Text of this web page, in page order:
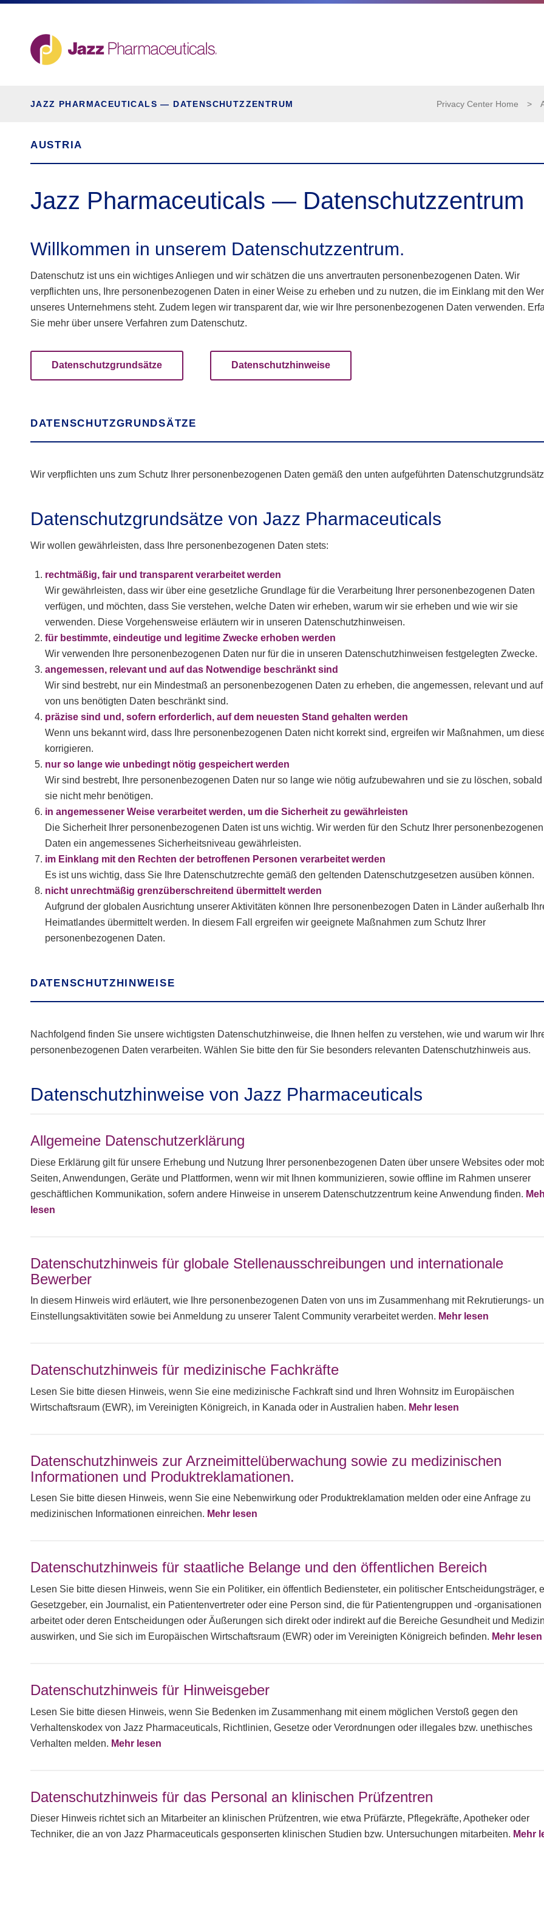
Privacy Center Home >
JAZZ PHARMACEUTICALS — DATENSCHUTZZENTRUM
AUSTRIA
Jazz Pharmaceuticals — Datenschutzzentrum
Willkommen in unserem Datenschutzzentrum.
Datenschutz ist uns ein wichtiges Anliegen und wir schätzen die uns anvertrauten personenbezogenen Daten. Wir
verpflichten uns, Ihre personenbezogenen Daten in einer Weise zu erheben und zu nutzen, die im Einklang mit den
unseres Unternehmens steht. Zudem legen wir transparent dar, wie wir Ihre personenbezogenen Daten verwenden.
Sie mehr über unsere Verfahren zum Datenschutz.
Datenschutzgrundsätze Datenschutzhinweise
DATENSCHUTZGRUNDSÄTZE
Wir verpflichten uns zum Schutz Ihrer personenbezogenen Daten gemäß den unten aufgeführten
Datenschutzgrundsätze von Jazz Pharmaceuticals
Wir wollen gewährleisten, dass Ihre personenbezogenen Daten stets:
rechtmäßig, fair und transparent verarbeitet werden
Wir gewährleisten, dass wir über eine gesetzliche Grundlage für die Verarbeitung Ihrer personenbezogenen Daten
verfügen, und möchten, dass Sie verstehen, welche Daten wir erheben, warum wir sie erheben und wie wir sie
verwenden. Diese Vorgehensweise erläutern wir in unseren Datenschutzhinweisen.
für bestimmte, eindeutige und legitime Zwecke erhoben werden
Wir verwenden Ihre personenbezogenen Daten nur für die in unseren Datenschutzhinweisen festgelegten Zwecke.
angemessen, relevant und auf das Notwendige beschränkt sind
Wir sind bestrebt, nur ein Mindestmaß an personenbezogenen Daten zu erheben, die angemessen, relevant und
von uns benötigten Daten beschränkt sind.
präzise sind und, sofern erforderlich, auf dem neuesten Stand gehalten werden
Wenn uns bekannt wird, dass Ihre personenbezogenen Daten nicht korrekt sind, ergreifen wir Maßnahmen, um
korrigieren.
nur so lange wie unbedingt nötig gespeichert werden
Wir sind bestrebt, Ihre personenbezogenen Daten nur so lange wie nötig aufzubewahren und sie zu löschen,
sie nicht mehr benötigen.
in angemessener Weise verarbeitet werden, um die Sicherheit zu gewährleisten
Die Sicherheit Ihrer personenbezogenen Daten ist uns wichtig. Wir werden für den Schutz Ihrer personenbezogenen
Daten ein angemessenes Sicherheitsniveau gewährleisten.
im Einklang mit den Rechten der betroffenen Personen verarbeitet werden
Es ist uns wichtig, dass Sie Ihre Datenschutzrechte gemäß den geltenden Datenschutzgesetzen ausüben können.
nicht unrechtmäßig grenzüberschreitend übermittelt werden
Aufgrund der globalen Ausrichtung unserer Aktivitäten können Ihre personenbezogen Daten in Länder außerhalb
Heimatlandes übermittelt werden. In diesem Fall ergreifen wir geeignete Maßnahmen zum Schutz Ihrer
personenbezogenen Daten.
DATENSCHUTZHINWEISE
Nachfolgend finden Sie unsere wichtigsten Datenschutzhinweise, die Ihnen helfen zu verstehen, wie und warum wir
personenbezogenen Daten verarbeiten. Wählen Sie bitte den für Sie besonders relevanten Datenschutzhinweis aus.
Datenschutzhinweise von Jazz Pharmaceuticals
Allgemeine Datenschutzerklärung
Diese Erklärung gilt für unsere Erhebung und Nutzung Ihrer personenbezogenen Daten über unsere Websites oder
Seiten, Anwendungen, Geräte und Plattformen, wenn wir mit Ihnen kommunizieren, sowie offline im Rahmen unserer
geschäftlichen Kommunikation, sofern andere Hinweise in unserem Datenschutzzentrum keine Anwendung finden.
lesen
Datenschutzhinweis für globale Stellenausschreibungen und internationale
Bewerber
In diesem Hinweis wird erläutert, wie Ihre personenbezogenen Daten von uns im Zusammenhang mit Rekrutierungs-
Einstellungsaktivitäten sowie bei Anmeldung zu unserer Talent Community verarbeitet werden. Mehr lesen
Datenschutzhinweis für medizinische Fachkräfte
Lesen Sie bitte diesen Hinweis, wenn Sie eine medizinische Fachkraft sind und Ihren Wohnsitz im Europäischen
Wirtschaftsraum (EWR), im Vereinigten Königreich, in Kanada oder in Australien haben. Mehr lesen
Datenschutzhinweis zur Arzneimittelüberwachung sowie zu medizinischen
Informationen und Produktreklamationen.
Lesen Sie bitte diesen Hinweis, wenn Sie eine Nebenwirkung oder Produktreklamation melden oder eine Anfrage zu
medizinischen Informationen einreichen. Mehr lesen
Datenschutzhinweis für staatliche Belange und den öffentlichen Bereich
Lesen Sie bitte diesen Hinweis, wenn Sie ein Politiker, ein öffentlich Bediensteter, ein politischer Entscheidungsträger,
Gesetzgeber, ein Journalist, ein Patientenvertreter oder eine Person sind, die für Patientengruppen und -organisationen
arbeitet oder deren Entscheidungen oder Äußerungen sich direkt oder indirekt auf die Bereiche Gesundheit und
auswirken, und Sie sich im Europäischen Wirtschaftsraum (EWR) oder im Vereinigten Königreich befinden. Mehr lesen
Datenschutzhinweis für Hinweisgeber
Lesen Sie bitte diesen Hinweis, wenn Sie Bedenken im Zusammenhang mit einem möglichen Verstoß gegen den
Verhaltenskodex von Jazz Pharmaceuticals, Richtlinien, Gesetze oder Verordnungen oder illegales bzw. unethisches
Verhalten melden. Mehr lesen
Datenschutzhinweis für das Personal an klinischen Prüfzentren
Dieser Hinweis richtet sich an Mitarbeiter an klinischen Prüfzentren, wie etwa Prüfärzte, Pflegekräfte, Apotheker oder
Techniker, die an von Jazz Pharmaceuticals gesponserten klinischen Studien bzw. Untersuchungen mitarbeiten. Mehr